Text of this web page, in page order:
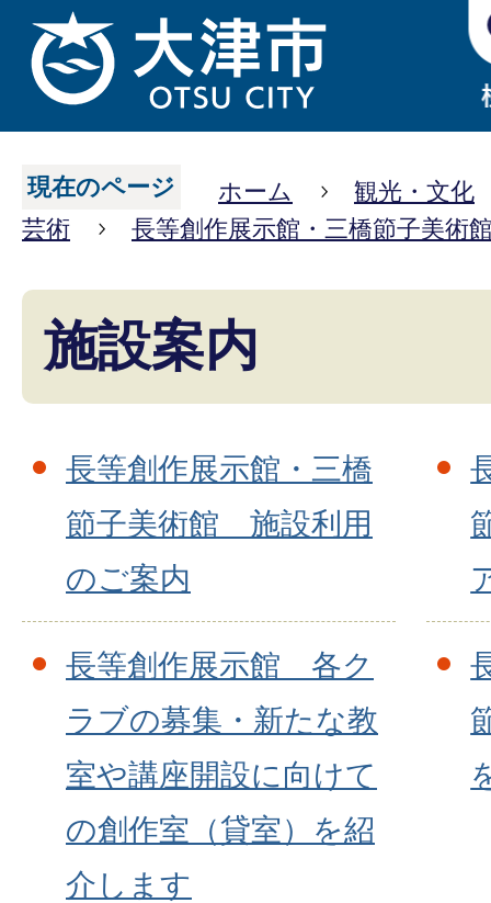
現在のページ ホーム
観光・文化
芸術
長等創作展示館・三橋節子美術
施設案内
長等創作展示館・三橋
節子美術館 施設利用
のご案内
長等創作展示館 各ク
ラブの募集・新たな教
室や講座開設に向けて
の創作室（貸室）を紹
介します